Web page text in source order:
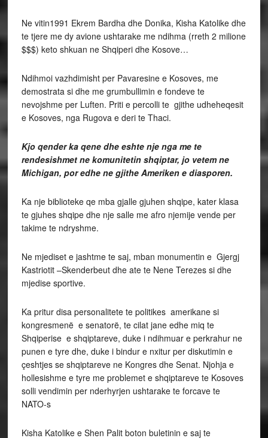
Ne vitin1991 Ekrem Bardha dhe Donika, Kisha Katolike dhe
te tjere me dy avione ushtarake me ndihma (rreth 2 milione
$$$) keto shkuan ne Shqiperi dhe Kosove…
Ndihmoi vazhdimisht per Pavaresine e Kosoves, me
demostrata si dhe me grumbullimin e fondeve te
nevojshme per Luften. Priti e percolli te gjithe udheheqesit
e Kosoves, nga Rugova e deri te Thaci.
Kjo qender ka qene dhe eshte nje nga me te
rendesishmet ne komunitetin shqiptar, jo vetem ne
Michigan, por edhe ne gjithe Ameriken e diasporen.
Ka nje biblioteke qe mba gjalle gjuhen shqipe, kater klasa
te gjuhes shqipe dhe nje salle me afro njemije vende per
takime te ndryshme.
Ne mjediset e jashtme te saj, mban monumentin e Gjergj
Kastriotit –Skenderbeut dhe ate te Nene Terezes si dhe
mjedise sportive.
Ka pritur disa personalitete te politikes amerikane si
kongresmenë e senatorë, te cilat jane edhe miq te
Shqiperise e shqiptareve, duke i ndihmuar e perkrahur ne
punen e tyre dhe, duke i bindur e nxitur per diskutimin e
çeshtjes se shqiptareve ne Kongres dhe Senat. Njohja e
hollesishme e tyre me problemet e shqiptareve te Kosoves
solli vendimin per nderhyrjen ushtarake te forcave te
NATO-s
Kisha Katolike e Shen Palit boton buletinin e saj te